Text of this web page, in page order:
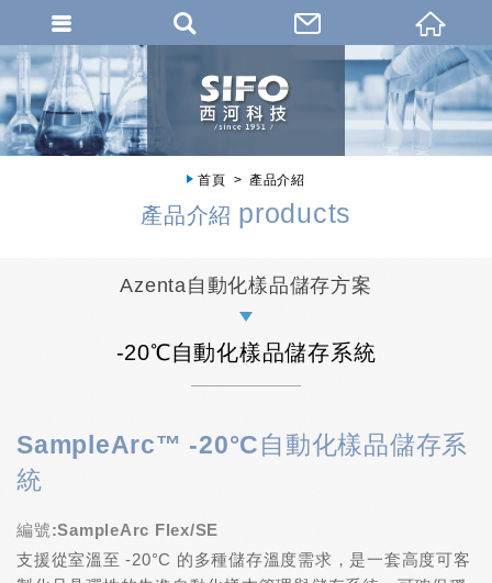
首頁 產品介紹
產品介紹 products
Azenta自動化樣品儲存方案
-20℃自動化樣品儲存系統
SampleArc™ -20°C自動化樣品儲存系
統
編號:SampleArc Flex/SE
支援從室溫至 -20°C 的多種儲存溫度需求，是一套高度可客